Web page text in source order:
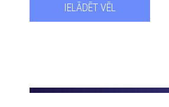
IELĀDĒT VĒL